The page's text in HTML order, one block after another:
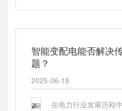
智能变配电能否解决
题？
2025-06-18
在电力行业发展历程